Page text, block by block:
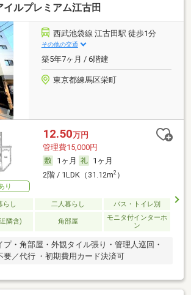
イルプレミアム江古田
西武池袋線 江古田駅 徒歩1分
その他の交通
築5年7ヶ月 / 6階建
東京都練馬区栄町
り
12.50万円
管理費15,000円
1ヶ月
1ヶ月
2階 / 1LDK（31.12m2）
らし 二人暮らし バス・トイレ別
隣含) 角部屋
モニタ付インターホ
ン
プ・角部屋・外観タイル張り・管理人巡回・
要／代行 ・初期費用カード決済可